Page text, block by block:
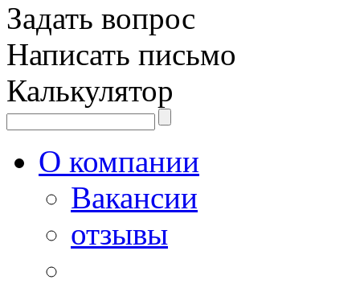
Задать вопрос
Написать письмо
Калькулятор
О компании
Вакансии
отзывы